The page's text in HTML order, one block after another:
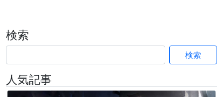
検索
検索
人気記事